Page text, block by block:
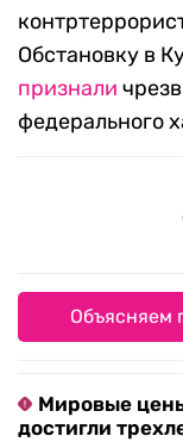
Обстановку в
признали
федерального
Объясняем
Мировые
достигли